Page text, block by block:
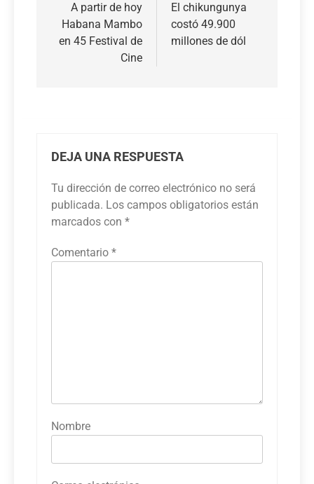
entradas
A partir de hoy
Habana Mambo
en 45 Festival de
Cine
El chikungunya
costó 49.900
millones de dól
DEJA UNA RESPUESTA
Tu dirección de correo electrónico no será
publicada. Los campos obligatorios están
marcados con *
Comentario *
Nombre